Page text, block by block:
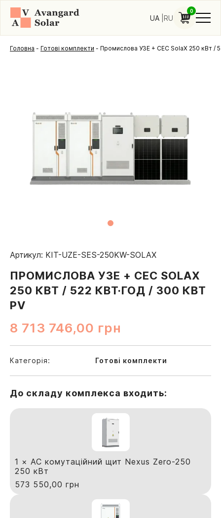
UA RU
0
Головна - Готові комплекти - Промислова УЗЕ + СЕС SolaX 250 кВт /
Артикул: KIT-UZE-SES-250KW-SOLAX
ПРОМИСЛОВА УЗЕ + СЕС SOLAX
250 КВТ / 522 КВТ·ГОД / 300 КВТ
PV
8 713 746,00 грн
Категорія: Готові комплекти
До складу комплекса входить:
1 × AC комутаційний щит Nexus Zero-250
250 кВт
573 550,00 грн